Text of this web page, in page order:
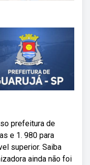
prefeitura de
e 1. 980 para
superior. Saiba
ainda não foi